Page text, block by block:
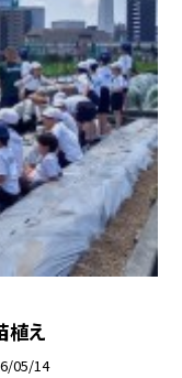
植え
05/14